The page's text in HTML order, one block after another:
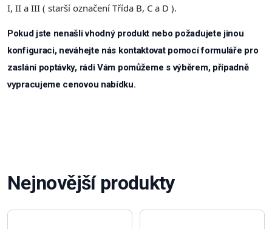
I, II a III ( starší označení Třída B, C a D ).
Pokud jste nenašli vhodný produkt nebo požadujete jinou
konfiguraci, neváhejte nás kontaktovat pomocí formuláře pro
zaslání poptávky, rádi Vám pomůžeme s výběrem, případně
vypracujeme cenovou nabídku.
Nejnovější produkty